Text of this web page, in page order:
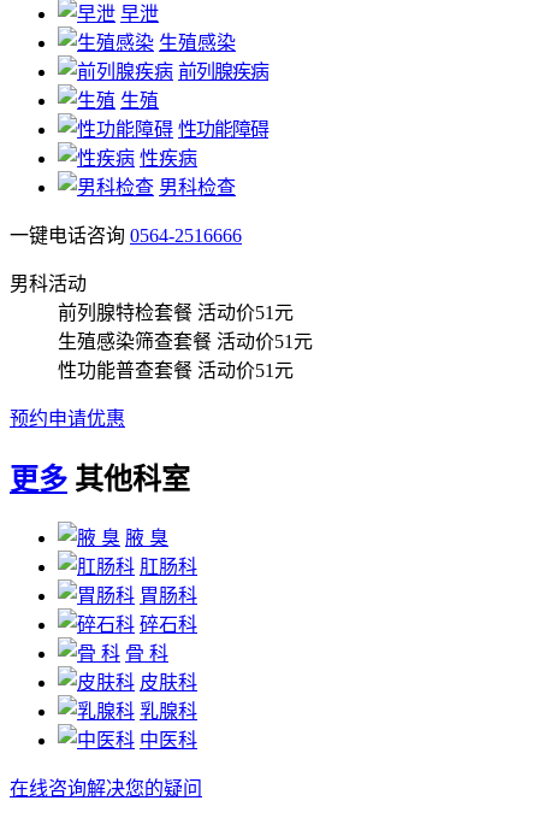
早泄
生殖感染
前列腺疾病
生殖
性功能障碍
性疾病
男科检查
一键电话咨询 0564-2516666
男科活动
前列腺特检套餐 活动价51元
生殖感染筛查套餐 活动价51元
性功能普查套餐 活动价51元
预约申请优惠
更多 其他科室
腋 臭
肛肠科
胃肠科
碎石科
骨 科
皮肤科
乳腺科
中医科
在线咨询解决您的疑问